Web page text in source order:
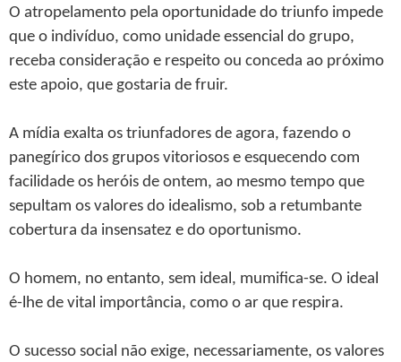
O atropelamento pela oportunidade do triunfo impede
que o indivíduo, como unidade essencial do grupo,
receba consideração e respeito ou conceda ao próximo
este apoio, que gostaria de fruir.
A mídia exalta os triunfadores de agora, fazendo o
panegírico dos grupos vitoriosos e esquecendo com
facilidade os heróis de ontem, ao mesmo tempo que
sepultam os valores do idealismo, sob a retumbante
cobertura da insensatez e do oportunismo.
O homem, no entanto, sem ideal, mumifica-se. O ideal
é-lhe de vital importância, como o ar que respira.
O sucesso social não exige, necessariamente, os valores